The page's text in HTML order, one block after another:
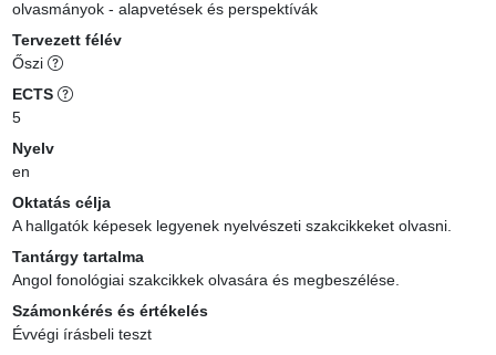
olvasmányok - alapvetések és perspektívák
Tervezett félév
Őszi
ECTS
5
Nyelv
en
Oktatás célja
A hallgatók képesek legyenek nyelvészeti szakcikkeket olvasni.
Tantárgy tartalma
Angol fonológiai szakcikkek olvasára és megbeszélése.
Számonkérés és értékelés
Évvégi írásbeli teszt